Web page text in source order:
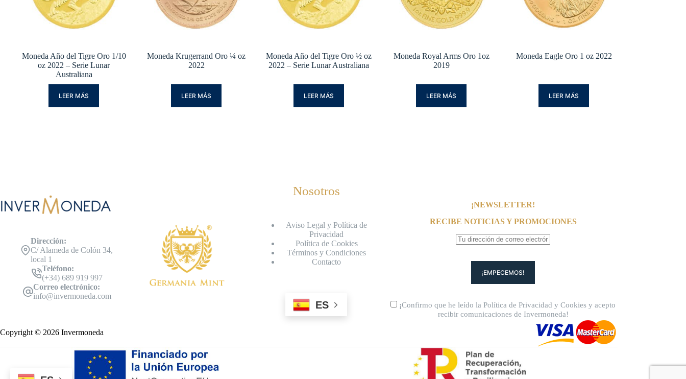
Moneda Año del Tigre Oro 1/10
oz 2022 – Serie Lunar
Australiana
LEER MÁS
Moneda Krugerrand Oro ¼ oz
2022
LEER MÁS
Moneda Año del Tigre Oro ½ oz
2022 – Serie Lunar Australiana
LEER MÁS
Moneda Royal Arms Oro 1oz
2019
LEER MÁS
Moneda Eagle Oro 1 oz 2022
LEER MÁS
Dirección:
C/ Alameda de Colón 34,
local 1
Teléfono:
(+34) 689 919 997
Correo electrónico:
info@invermoneda.com
Nosotros
Aviso Legal y Política de
Privacidad
Política de Cookies
Términos y Condiciones
Contacto
ES
¡NEWSLETTER!
RECIBE NOTICIAS Y PROMOCIONES
¡Confirmo que he leído laPolítica de Privacidad yCookies y acepto
recibir comunicaciones de Invermoneda!
Copyright © 2026 Invermoneda